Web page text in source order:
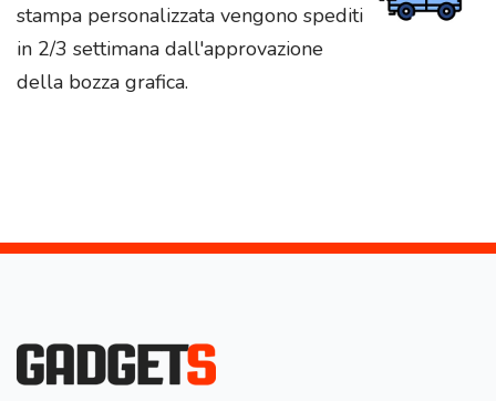
stampa personalizzata vengono spediti
in 2/3 settimana dall'approvazione
della bozza grafica.